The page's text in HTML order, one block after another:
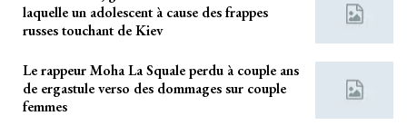
laquelle un adolescent à cause des frappes
russes touchant de Kiev
Le rappeur Moha La Squale perdu à couple ans
de ergastule verso des dommages sur couple
femmes